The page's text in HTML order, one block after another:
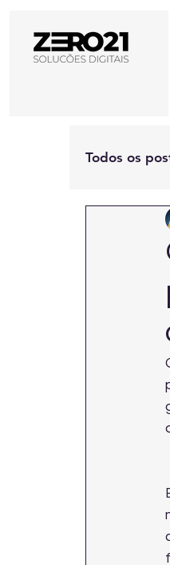
Todos os